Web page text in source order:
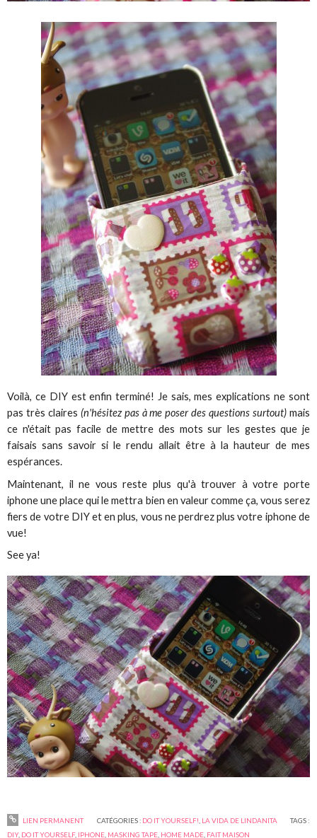
Voilà, ce DIY est enfin terminé! Je sais, mes explications ne sont
pas très claires (n'hésitez pas à me poser des questions surtout) mais
ce n'était pas facile de mettre des mots sur les gestes que je
faisais sans savoir si le rendu allait être à la hauteur de mes
espérances.
Maintenant, il ne vous reste plus qu'à trouver à votre porte
iphone une place qui le mettra bien en valeur comme ça, vous serez
fiers de votre DIY et en plus, vous ne perdrez plus votre iphone de
vue!
See ya!
LIEN PERMANENT CATÉGORIES : DO IT YOURSELF! LA VIDA DE LINDANITA
TAGS :
DIY, DO IT YOURSELF, IPHONE MASKING TAPE HOME MADE FAIT MAISON